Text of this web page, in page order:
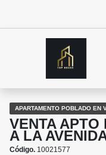
APARTAMENTO POBLADO EN
VENTA APTO
A LA
Código. 10021577